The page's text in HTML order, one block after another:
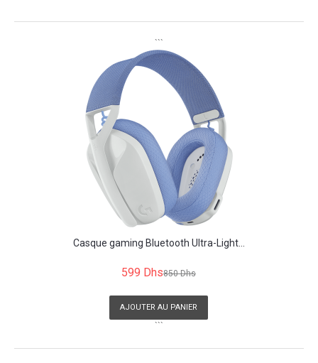
```
Casque gaming Bluetooth Ultra-Light...
599 Dhs850 Dhs
AJOUTER AU PANIER
```